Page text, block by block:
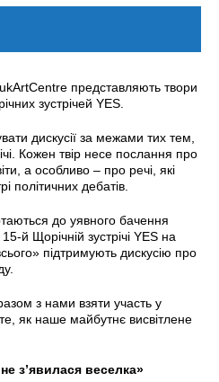
представляють твори
зустрічей YES.
дискусії за межами тих тем,
Кожен твір несе послання про
а особливо – про речі, які
політичних дебатів.
до уявного бачення
й Щорічній зустрічі YES на
підтримують дискусію про
з нами взяти участь у
як наше майбутнє висвітлене
з’явилася веселка»